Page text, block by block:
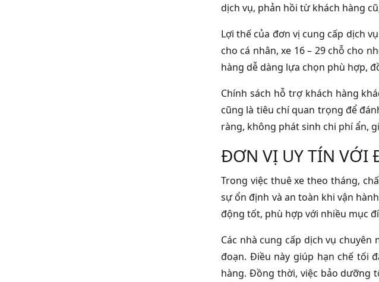
dịch vụ, phản hồi từ khách hàng
Lợi thế của đơn vị cung cấp dịch
cho cá nhân, xe 16 – 29 chỗ cho
hàng dễ dàng lựa chọn phù hợp,
Chính sách hỗ trợ khách hàng
cũng là tiêu chí quan trọng để
ràng, không phát sinh chi phí ẩn,
ĐƠN VỊ UY TÍN VỚI
Trong việc thuê xe theo tháng,
sự ổn định và an toàn khi vận
động tốt, phù hợp với nhiều mục
Các nhà cung cấp dịch vụ
đoạn. Điều này giúp hạn chế tối
hàng. Đồng thời, việc bảo dưỡng